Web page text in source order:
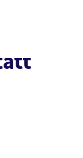
Mitmachen